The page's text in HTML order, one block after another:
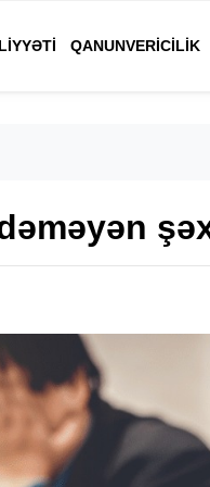
QANUNVERICILIK